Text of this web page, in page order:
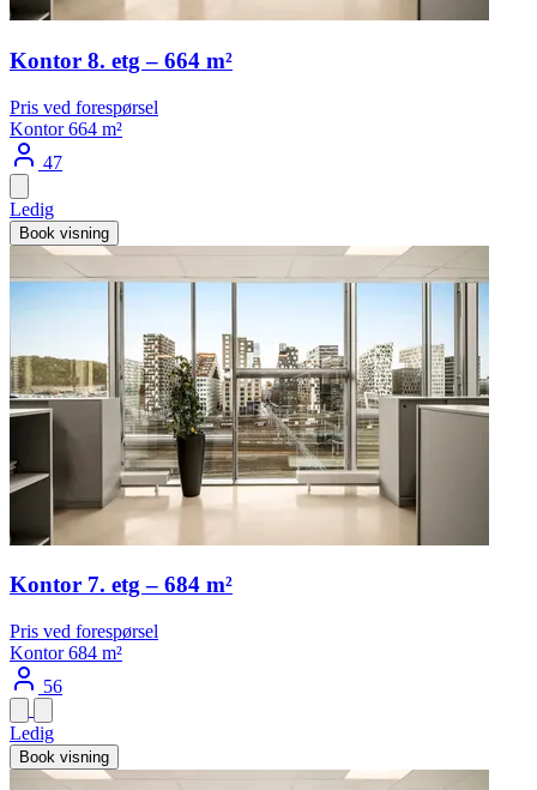
Kontor 8. etg – 664 m²
Pris ved forespørsel
Kontor 664 m²
47
Ledig
Book visning
Kontor 7. etg – 684 m²
Pris ved forespørsel
Kontor 684 m²
56
Ledig
Book visning